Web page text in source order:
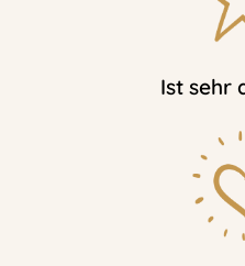
Ist sehr